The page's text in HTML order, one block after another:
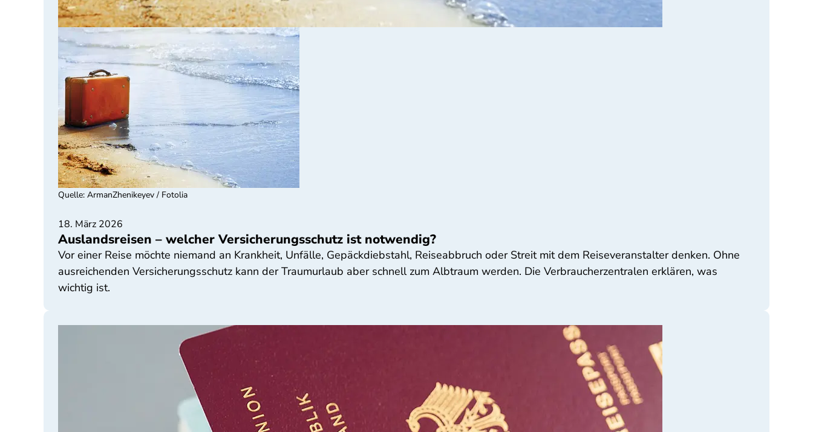
18. März 2026
Auslandsreisen – welcher Versicherungsschutz ist notwendig?
Vor einer Reise möchte niemand an Krankheit, Unfälle, Gepäckdiebstahl, Reiseabbruch oder Streit mit dem Reiseveranstalter denken. Ohne
ausreichenden Versicherungsschutz kann der Traumurlaub aber schnell zum Albtraum werden. Die Verbraucherzentralen erklären, was
wichtig ist.
Quelle: ArmanZhenikeyev / Fotolia